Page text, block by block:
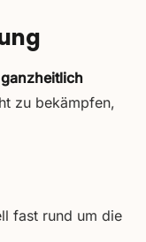
ganzheitlich
zu bekämpfen,
fast rund um die